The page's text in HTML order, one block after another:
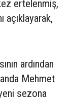
ertelenmiş,
açıklayarak,
ardından
Mehmet
sezona